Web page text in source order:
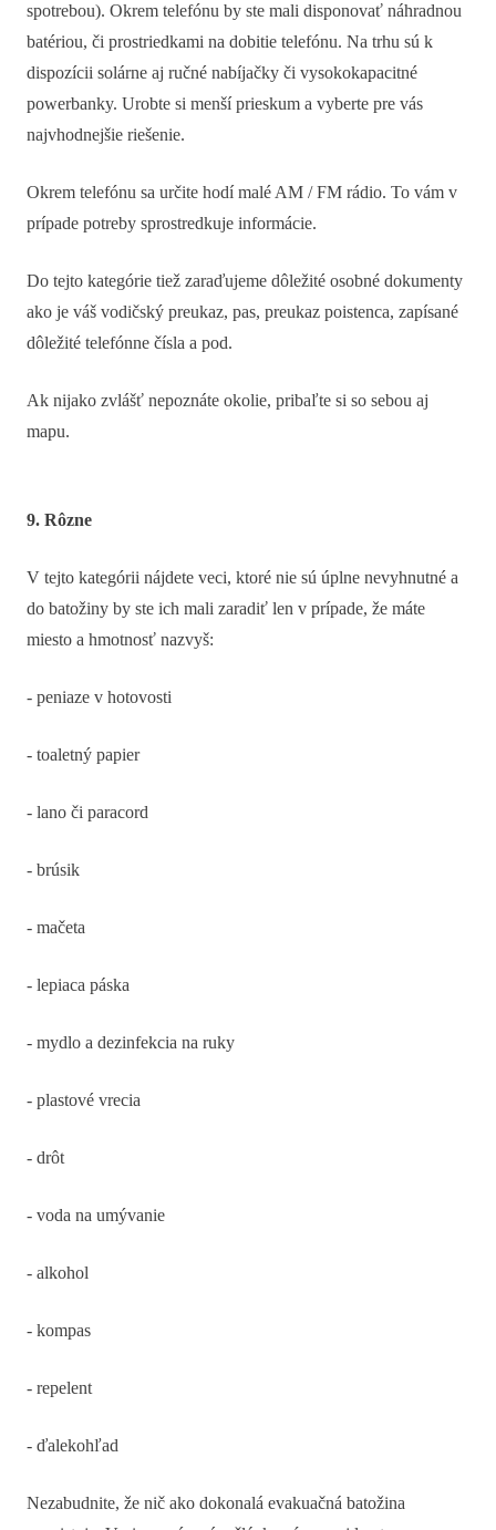
spotrebou). Okrem telefónu by ste mali disponovať náhradnou
batériou, či prostriedkami na dobitie telefónu. Na trhu sú k
dispozícii solárne aj ručné nabíjačky či vysokokapacitné
powerbanky. Urobte si menší prieskum a vyberte pre vás
najvhodnejšie riešenie.
Okrem telefónu sa určite hodí malé AM / FM rádio. To vám v
prípade potreby sprostredkuje informácie.
Do tejto kategórie tiež zaraďujeme dôležité osobné dokumenty
ako je váš vodičský preukaz, pas, preukaz poistenca, zapísané
dôležité telefónne čísla a pod.
Ak nijako zvlášť nepoznáte okolie, pribaľte si so sebou aj
mapu.
9. Rôzne
V tejto kategórii nájdete veci, ktoré nie sú úplne nevyhnutné a
do batožiny by ste ich mali zaradiť len v prípade, že máte
miesto a hmotnosť nazvyš:
- peniaze v hotovosti
- toaletný papier
- lano či paracord
- brúsik
- mačeta
- lepiaca páska
- mydlo a dezinfekcia na ruky
- plastové vrecia
- drôt
- voda na umývanie
- alkohol
- kompas
- repelent
- ďalekohľad
Nezabudnite, že nič ako dokonalá evakuačná batožina